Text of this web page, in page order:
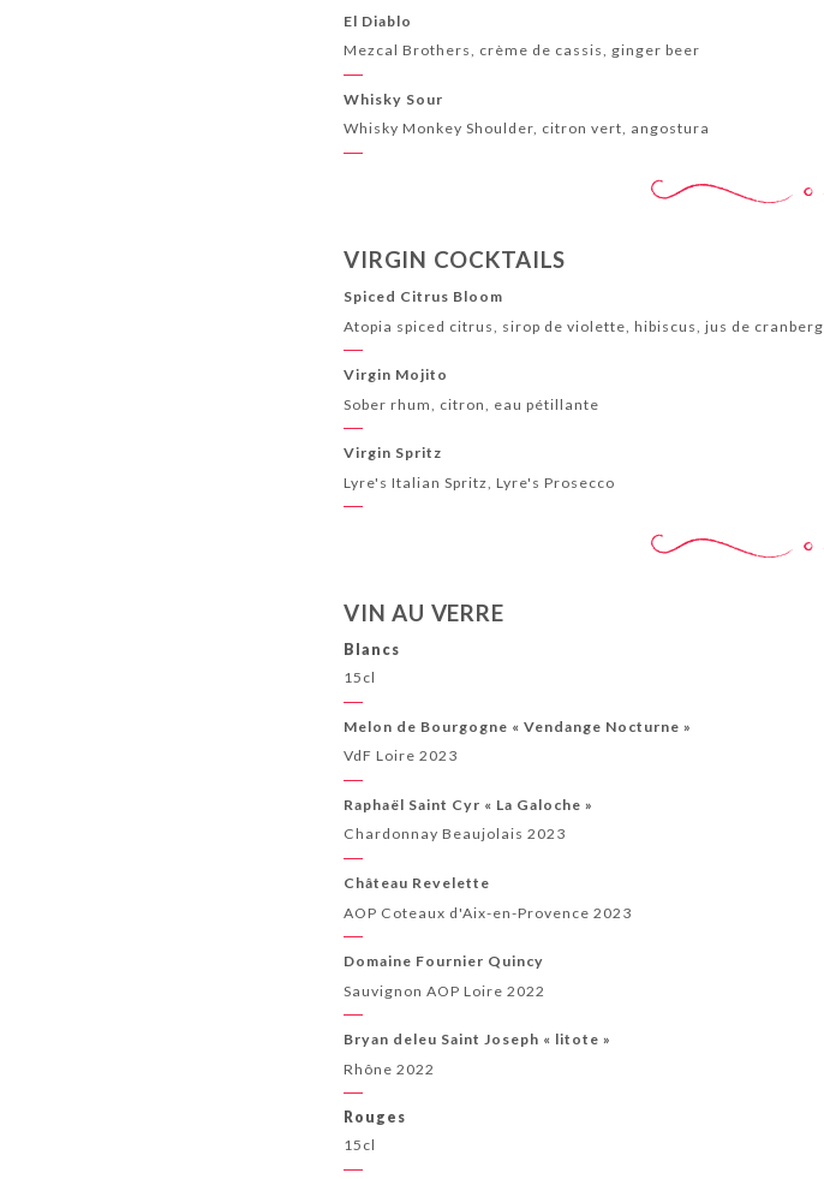
El Diablo
Mezcal Brothers, crème de cassis, ginger beer
Whisky Sour
Whisky Monkey Shoulder, citron vert, angostura
VIRGIN COCKTAILS
Spiced Citrus Bloom
Atopia spiced citrus, sirop de violette, hibiscus, jus de cranberg
Virgin Mojito
Sober rhum, citron, eau pétillante
Virgin Spritz
Lyre's Italian Spritz, Lyre's Prosecco
VIN AU VERRE
Blancs
15cl
Melon de Bourgogne « Vendange Nocturne »
VdF Loire 2023
Raphaël Saint Cyr « La Galoche »
Chardonnay Beaujolais 2023
Château Revelette
AOP Coteaux d'Aix-en-Provence 2023
Domaine Fournier Quincy
Sauvignon AOP Loire 2022
Bryan deleu Saint Joseph « litote »
Rhône 2022
Rouges
15cl